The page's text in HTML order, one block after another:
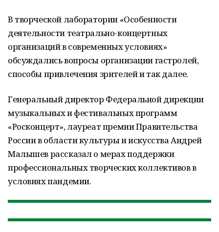
В творческой лаборатории «Особенности
деятельности театрально-концертных
организаций в современных условиях»
обсуждались вопросы организации гастролей,
способы привлечения зрителей и так далее.
Генеральный директор Федеральной дирекции
музыкальных и фестивальных программ
«Росконцерт», лауреат премии Правительства
России в области культуры и искусства Андрей
Малышев рассказал о мерах поддержки
профессиональных творческих коллективов в
условиях пандемии.